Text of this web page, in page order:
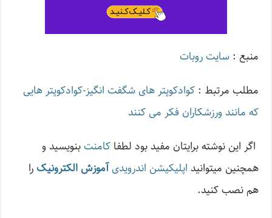
منبع :سایت روبات
مطلب مرتبط :کوادکوپتر های شگفت انگیز-کوادکوپتر هایی
که مانند ورزشکاران فکر می کنند
اگر این نوشته‌ برایتان مفید بود لطفاکامنت بنویسید و
همچنین میتوانید اپلیکیشن اندرویدیآموزش الکترونیک را
هم نصب کنید.